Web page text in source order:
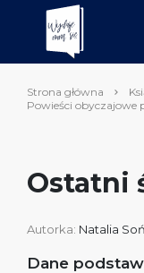
Strona główna
Powieści obyczajowe
Ostatni
Autorka: Natalia
Dane